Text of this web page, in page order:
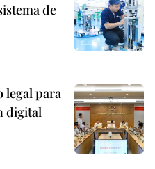
de
legal para
digital